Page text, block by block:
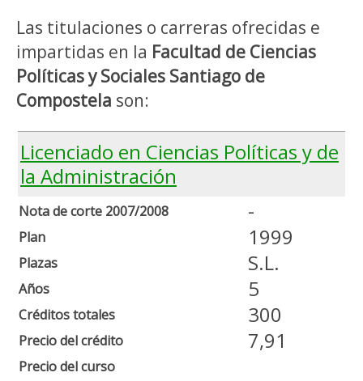
Las titulaciones o carreras ofrecidas e
impartidas en la Facultad de Ciencias
Políticas y Sociales Santiago de
Compostela son:
Licenciado en Ciencias Políticas y de
la Administración
Nota de corte 2007/2008
Plan
Plazas
Años
Créditos totales
Precio del crédito
Precio del curso
-
1999
S.L.
5
300
7,91